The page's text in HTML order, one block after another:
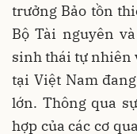
trưởng Bảo tồn
Bộ Tài nguyên
sinh thái tự nhiên
tại Việt Nam
lớn. Thông qua
hợp của các cơ